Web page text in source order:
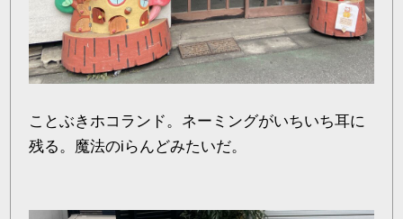
ことぶきホコランド。ネーミングがいちいち耳に
残る。魔法のiらんどみたいだ。